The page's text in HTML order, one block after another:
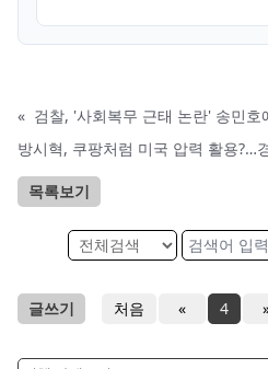
« 검찰, '사회복무 근태 논란' 송민호
방시혁, 쿠팡처럼 미국 압력 활용?…
목록보기
글쓰기 처음 « 4